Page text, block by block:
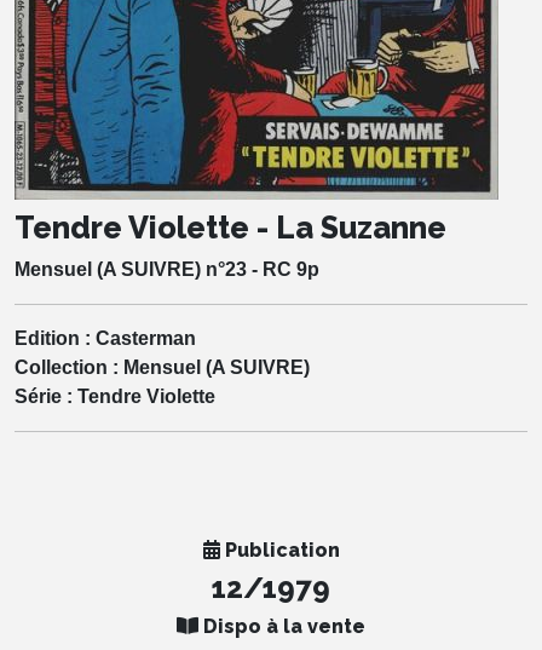
Tendre Violette - La Suzanne
Mensuel (A SUIVRE) n°23 - RC 9p
Edition : Casterman
Collection : Mensuel (A SUIVRE)
Série : Tendre Violette
Publication
12/1979
Dispo à la vente